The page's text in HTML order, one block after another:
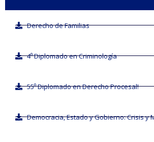
Derecho de Familias
4⁰ Diplomado en Criminología
55⁰ Diplomado en Derecho Procesal!
Democracia, Estado y Gobierno: Crisis y